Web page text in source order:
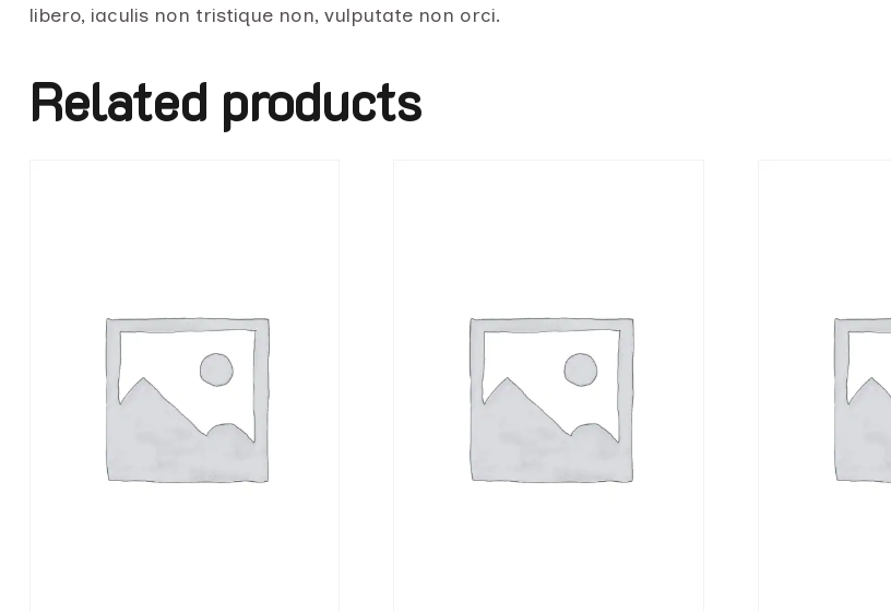
libero, iaculis non tristique non, vulputate non orci.
Related products